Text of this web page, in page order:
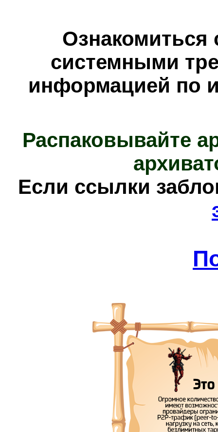
Ознакомиться
системными
информацией по
Распаковывайте
Если ссылки